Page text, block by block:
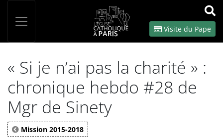
OK
Visite du Pape
« Si je n’ai pas la charité » :
chronique hebdo #28 de
Mgr de Sinety
Mission 2015-2018
Panneau de gestion des cookies